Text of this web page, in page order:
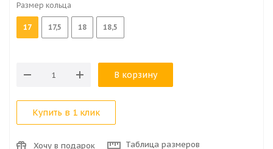
Размер кольца
17 17,5 18 18,5
В корзину
Купить в 1 клик
Хочу в подарок Таблица размеров